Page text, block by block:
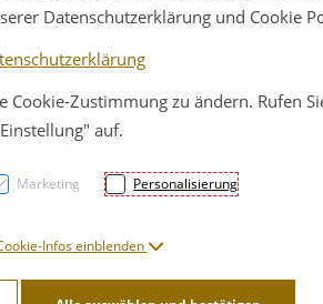
Dr.
1
17,90 EUR
Datenschutzerklärung und Cookie
Zustimmung zu ändern. Rufen
Einstellung" auf.
Marketing Personalisierung
Infos einblenden